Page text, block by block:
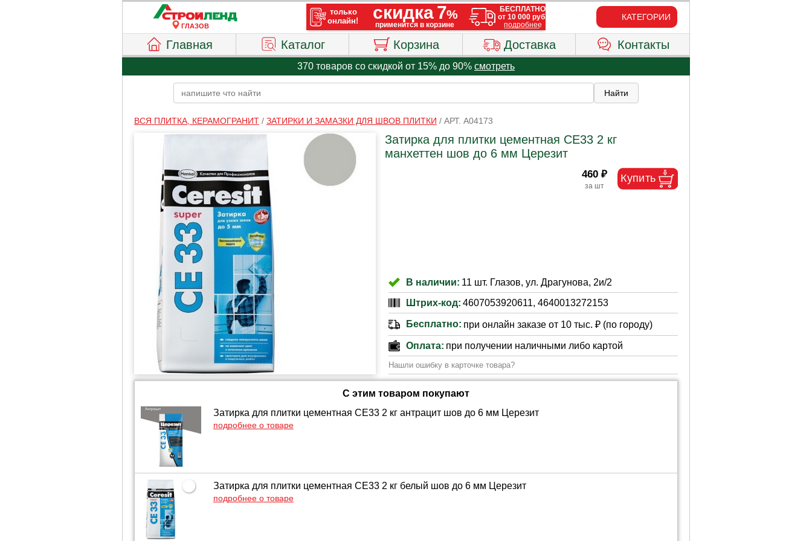
ГЛАЗОВ
КАТЕГОРИИ
Главная Каталог Корзина Доставка Контакты
370 товаров со скидкой от 15% до 90% смотреть
ВСЯ ПЛИТКА, КЕРАМОГРАНИТ/ ЗАТИРКИ И ЗАМАЗКИ ДЛЯ ШВОВ ПЛИТКИ / АРТ. A04173
Затирка для плитки цементная CE33 2 кг
манхеттен шов до 6 мм Церезит
460 ₽
В наличии: 11 шт. Глазов, ул. Драгунова, 2и/2
Штрих-код: 4607053920611, 4640013272153
Бесплатно: при онлайн заказе от 10 тыс. ₽ (по городу)
Оплата: при получении наличными либо картой
Нашли ошибку в карточке товара?
С этим товаром покупают
Затирка для плитки цементная CE33 2 кг антрацит шов до 6 мм Церезит
подробнее о товаре
Затирка для плитки цементная CE33 2 кг белый шов до 6 мм Церезит
подробнее о товаре